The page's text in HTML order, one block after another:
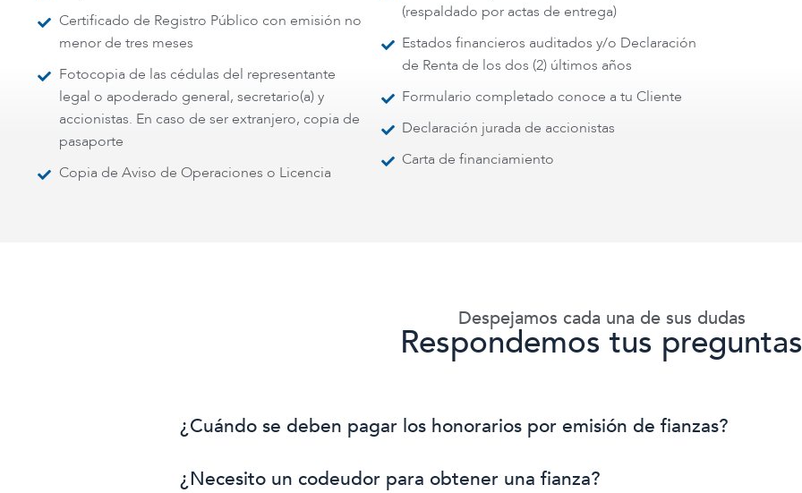
Certificado de Registro Público con emisión no
menor de tres meses
Fotocopia de las cédulas del representante
legal o apoderado general, secretario(a) y
accionistas. En caso de ser extranjero, copia de
pasaporte
Copia de Aviso de Operaciones o Licencia
(respaldado por actas de entrega)
Estados financieros auditados y/o Declaración
de Renta de los dos (2) últimos años
Formulario completado conoce a tu Cliente
Declaración jurada de accionistas
Carta de financiamiento
Despejamos cada una de sus dudas
Respondemos tus preguntas
¿Cuándo se deben pagar los honorarios por emisión de fianzas?
¿Necesito un codeudor para obtener una fianza?